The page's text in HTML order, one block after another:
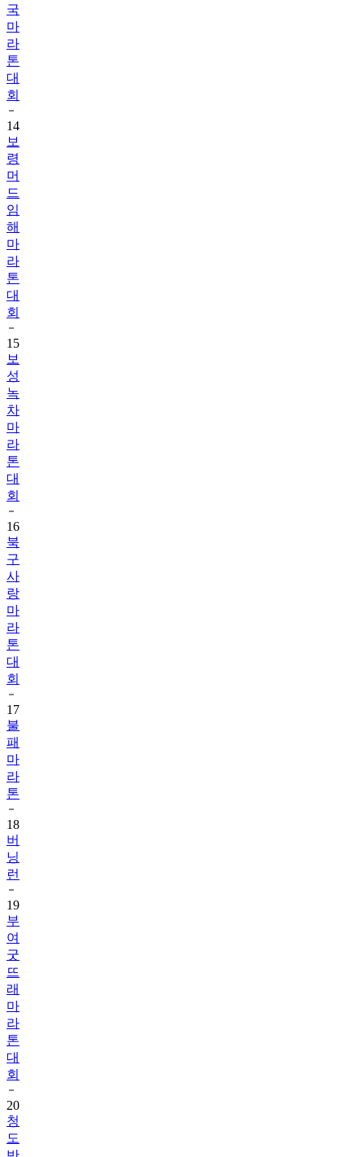
국
마
라
톤
대
회
14
보
령
머
드
임
해
마
라
톤
대
회
15
보
성
녹
차
마
라
톤
대
회
16
북
구
사
랑
마
라
톤
대
회
17
불
패
마
라
톤
18
버
닝
런
19
부
여
굿
뜨
래
마
라
톤
대
회
20
청
도